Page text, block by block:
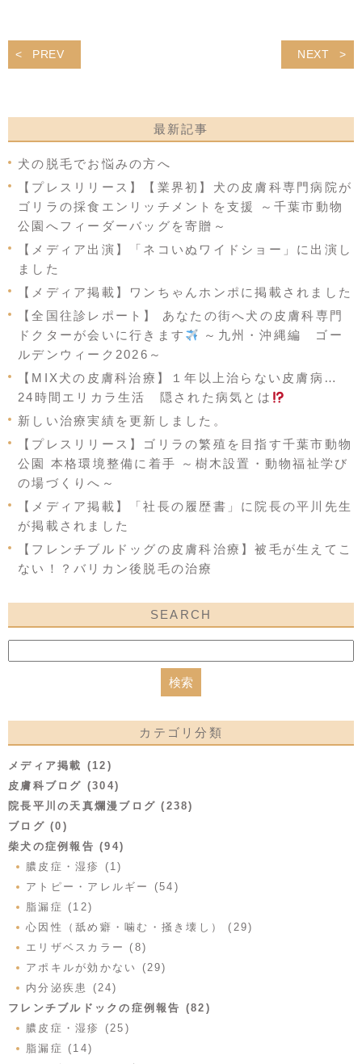
PREV NEXT
最新記事
犬の脱毛でお悩みの方へ
【プレスリリース】【業界初】犬の皮膚科専門病院が
ゴリラの採食エンリッチメントを支援 ～千葉市動物
公園へフィーダーバッグを寄贈～
【メディア出演】「ネコいぬワイドショー」に出演し
ました
【メディア掲載】ワンちゃんホンポに掲載されました
【全国往診レポート】 あなたの街へ犬の皮膚科専門
ドクターが会いに行きます
～九州・沖縄編 ゴー
ルデンウィーク2026～
【MIX犬の皮膚科治療】１年以上治らない皮膚病…
24時間エリカラ生活 隠された病気とは
新しい治療実績を更新しました。
【プレスリリース】ゴリラの繁殖を目指す千葉市動物
公園 本格環境整備に着手 ～樹木設置・動物福祉学び
の場づくりへ～
【メディア掲載】「社長の履歴書」に院長の平川先生
が掲載されました
【フレンチブルドッグの皮膚科治療】被毛が生えてこ
ない！？バリカン後脱毛の治療
SEARCH
カテゴリ分類
メディア掲載 (12)
皮膚科ブログ (304)
院長平川の天真爛漫ブログ (238)
ブログ (0)
柴犬の症例報告 (94)
膿皮症・湿疹 (1)
アトピー・アレルギー (54)
脂漏症 (12)
心因性（舐め癖・噛む・掻き壊し） (29)
エリザベスカラー (8)
アポキルが効かない (29)
内分泌疾患 (24)
フレンチブルドックの症例報告 (82)
膿皮症・湿疹 (25)
脂漏症 (14)